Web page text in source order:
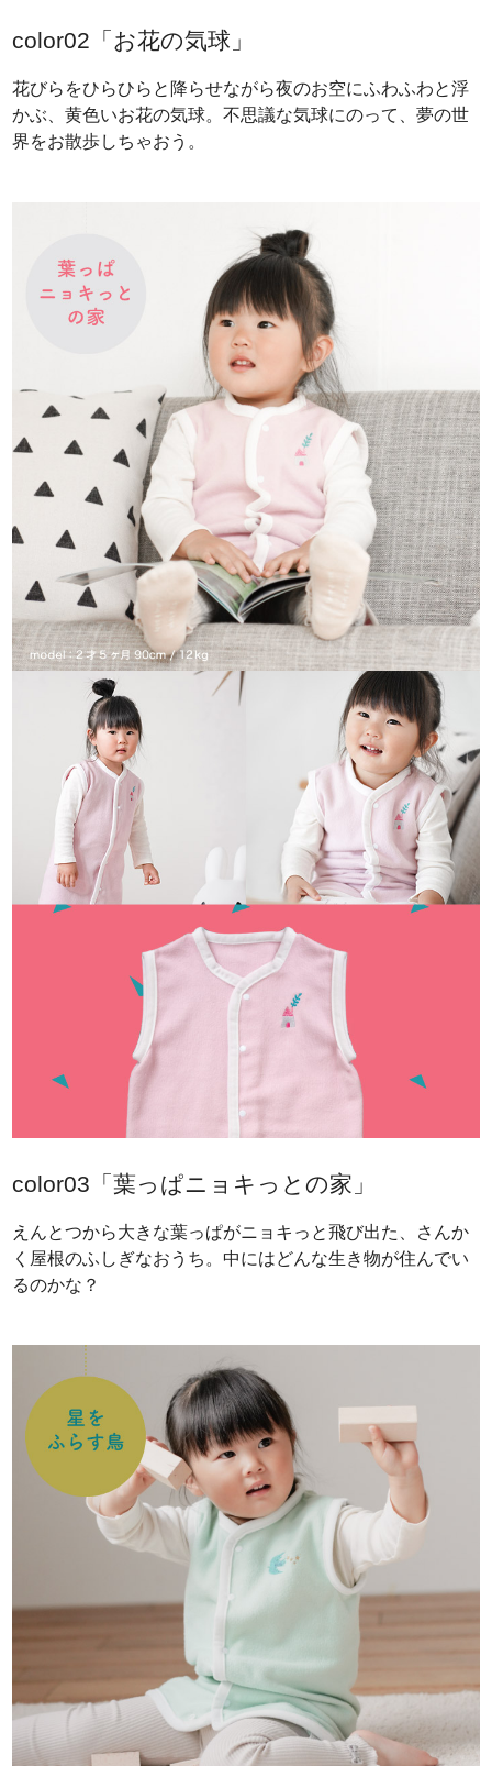
color02「お花の気球」
花びらをひらひらと降らせながら夜のお空にふわふわと浮
かぶ、黄色いお花の気球。不思議な気球にのって、夢の世
界をお散歩しちゃおう。
color03「葉っぱニョキっとの家」
えんとつから大きな葉っぱがニョキっと飛び出た、さんか
く屋根のふしぎなおうち。中にはどんな生き物が住んでい
るのかな？